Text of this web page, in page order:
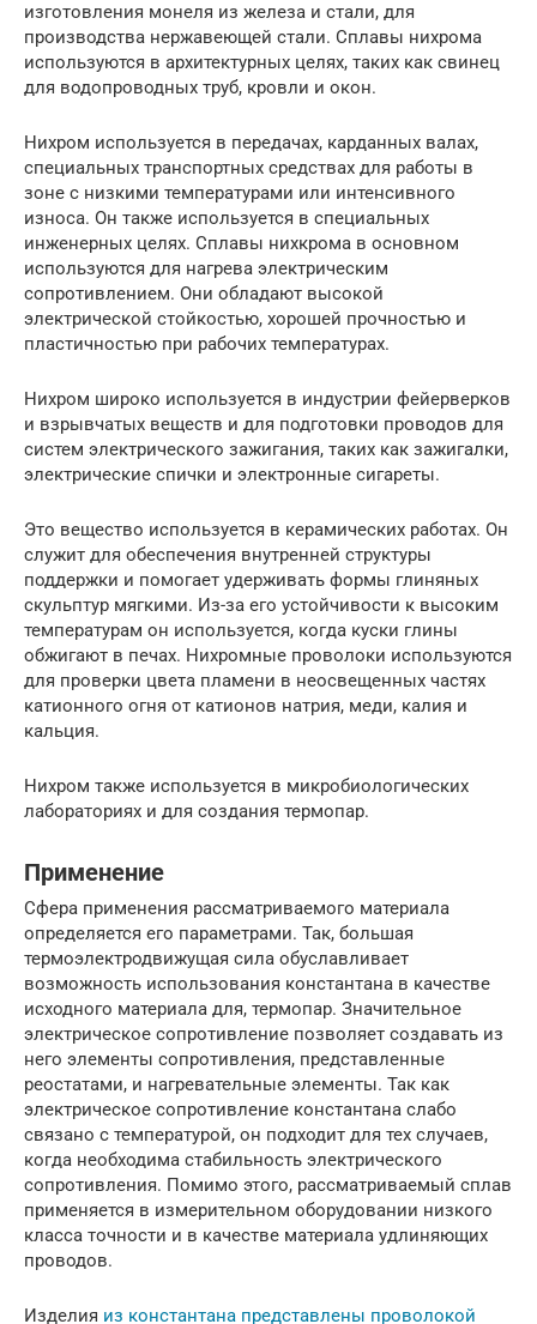
изготовления монеля из железа и стали, для
производства нержавеющей стали. Сплавы нихрома
используются в архитектурных целях, таких как свинец
для водопроводных труб, кровли и окон.
Нихром используется в передачах, карданных валах,
специальных транспортных средствах для работы в
зоне с низкими температурами или интенсивного
износа. Он также используется в специальных
инженерных целях. Сплавы нихкрома в основном
используются для нагрева электрическим
сопротивлением. Они обладают высокой
электрической стойкостью, хорошей прочностью и
пластичностью при рабочих температурах.
Нихром широко используется в индустрии фейерверков
и взрывчатых веществ и для подготовки проводов для
систем электрического зажигания, таких как зажигалки,
электрические спички и электронные сигареты.
Это вещество используется в керамических работах. Он
служит для обеспечения внутренней структуры
поддержки и помогает удерживать формы глиняных
скульптур мягкими. Из-за его устойчивости к высоким
температурам он используется, когда куски глины
обжигают в печах. Нихромные проволоки используются
для проверки цвета пламени в неосвещенных частях
катионного огня от катионов натрия, меди, калия и
кальция.
Нихром также используется в микробиологических
лабораториях и для создания термопар.
Применение
Сфера применения рассматриваемого материала
определяется его параметрами. Так, большая
термоэлектродвижущая сила обуславливает
возможность использования константана в качестве
исходного материала для, термопар. Значительное
электрическое сопротивление позволяет создавать из
него элементы сопротивления, представленные
реостатами, и нагревательные элементы. Так как
электрическое сопротивление константана слабо
связано с температурой, он подходит для тех случаев,
когда необходима стабильность электрического
сопротивления. Помимо этого, рассматриваемый сплав
применяется в измерительном оборудовании низкого
класса точности и в качестве материала удлиняющих
проводов.
Изделия из константана представлены проволокой